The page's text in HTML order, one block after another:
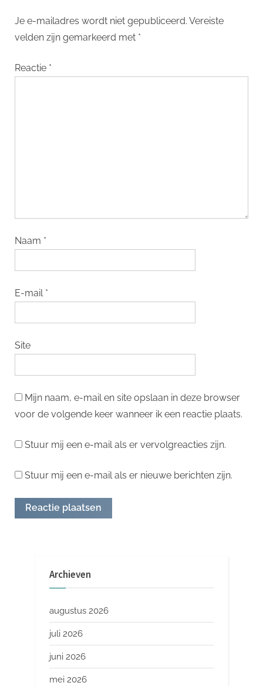
Je e-mailadres wordt niet gepubliceerd. Vereiste
velden zijn gemarkeerd met *
Reactie *
Naam *
E-mail *
Site
Mijn naam, e-mail en site opslaan in deze browser
voor de volgende keer wanneer ik een reactie plaats.
Stuur mij een e-mail als er vervolgreacties zijn.
Stuur mij een e-mail als er nieuwe berichten zijn.
Archieven
augustus 2026
juli 2026
juni 2026
mei 2026